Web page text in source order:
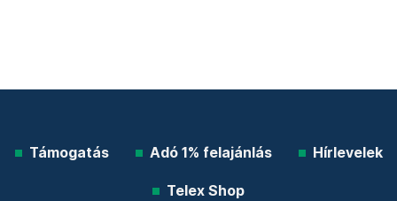
Támogatás Adó 1% felajánlás Hírlevelek
Telex Shop